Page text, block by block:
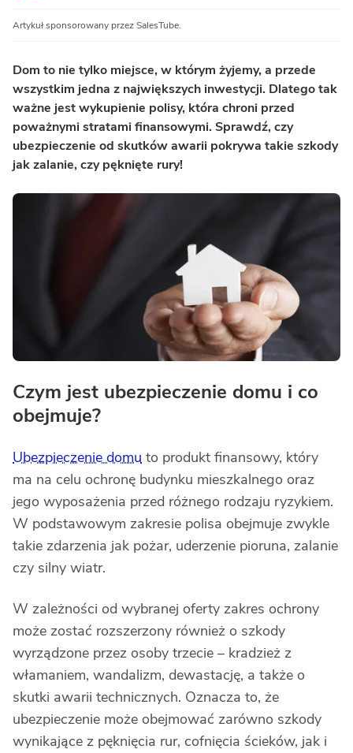
Artykuł sponsorowany przez SalesTube.
Dom to nie tylko miejsce, w którym żyjemy, a przede
wszystkim jedna z największych inwestycji. Dlatego tak
ważne jest wykupienie polisy, która chroni przed
poważnymi stratami finansowymi. Sprawdź, czy
ubezpieczenie od skutków awarii pokrywa takie szkody
jak zalanie, czy pęknięte rury!
Czym jest ubezpieczenie domu i co
obejmuje?
Ubezpieczenie domu to produkt finansowy, który
ma na celu ochronę budynku mieszkalnego oraz
jego wyposażenia przed różnego rodzaju ryzykiem.
W podstawowym zakresie polisa obejmuje zwykle
takie zdarzenia jak pożar, uderzenie pioruna, zalanie
czy silny wiatr.
W zależności od wybranej oferty zakres ochrony
może zostać rozszerzony również o szkody
wyrządzone przez osoby trzecie – kradzież z
włamaniem, wandalizm, dewastację, a także o
skutki awarii technicznych. Oznacza to, że
ubezpieczenie może obejmować zarówno szkody
wynikające z pęknięcia rur, cofnięcia ścieków, jak i